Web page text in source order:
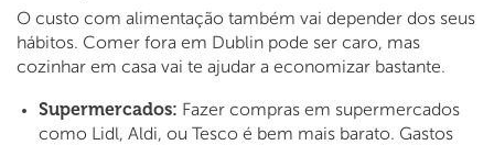
O custo com alimentação também vai depender dos seus
hábitos. Comer fora em Dublin pode ser caro, mas
cozinhar em casa vai te ajudar a economizar bastante.
Supermercados: Fazer compras em supermercados
como Lidl, Aldi, ou Tesco é bem mais barato. Gastos